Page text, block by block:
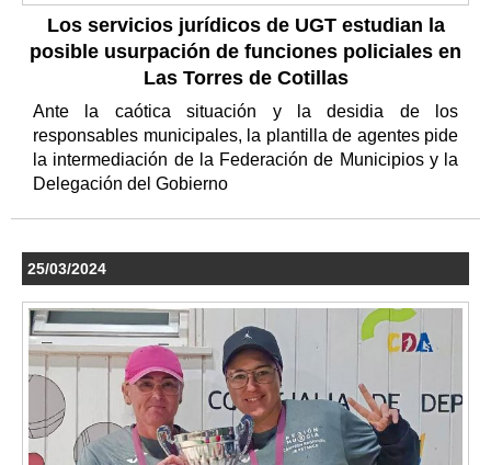
Los servicios jurídicos de UGT estudian la
posible usurpación de funciones policiales en
Las Torres de Cotillas
Ante la caótica situación y la desidia de los
responsables municipales, la plantilla de agentes pide
la intermediación de la Federación de Municipios y la
Delegación del Gobierno
25/03/2024